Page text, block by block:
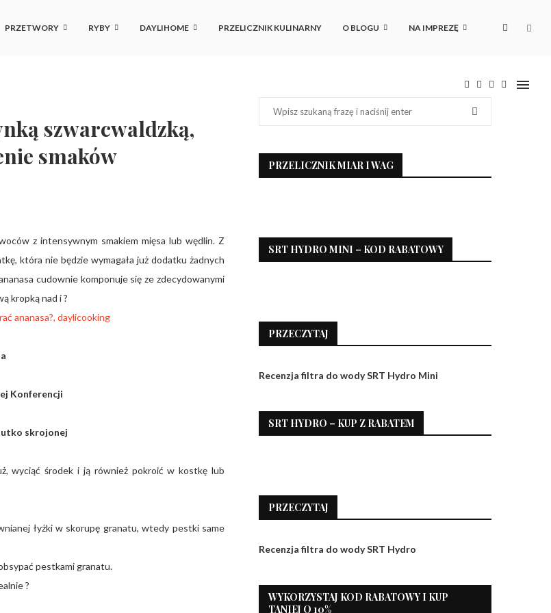
PRZETWORY RYBY DAYLIHOME PRZELICZNIK KULINARNY O BLOGU NA IMPREZĘ
szwarcwaldzką,
smaków
z intensywnym smakiem mięsa lub wędlin. Z
która nie będzie wymagała już dodatku żadnych
cudownie komponuje się ze zdecydowanymi
kropką nad i ?
Konferencji
skrojonej
wyciąć środek i ją również pokroić w kostkę lub
łyżki w skorupę granatu, wtedy pestki same
pestkami granatu.
?
PRZELICZNIK MIAR I WAG
SRT HYDRO MINI – KOD RABATOWY
PRZECZYTAJ
Recenzja filtra do wody SRT Hydro Mini
SRT HYDRO – KUP Z RABATEM
PRZECZYTAJ
Recenzja filtra do wody SRT Hydro
WYKORZYSTAJ KOD RABATOWY I KUP
TANIEJ O 10%